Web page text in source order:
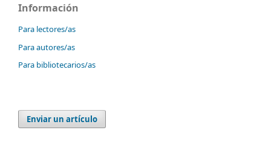
Información
Para lectores/as
Para autores/as
Para bibliotecarios/as
Enviar un artículo